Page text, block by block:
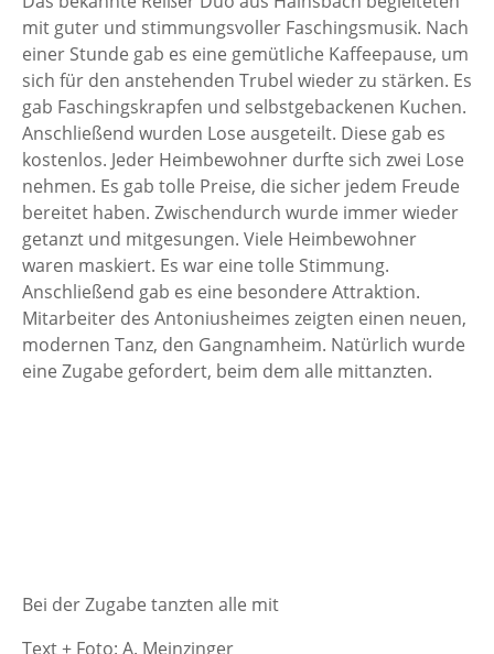
mit guter und stimmungsvoller Faschingsmusik. Nach
einer Stunde gab es eine gemütliche Kaffeepause, um
sich für den anstehenden Trubel wieder zu stärken. Es
gab Faschingskrapfen und selbstgebackenen Kuchen.
Anschließend wurden Lose ausgeteilt. Diese gab es
kostenlos. Jeder Heimbewohner durfte sich zwei Lose
nehmen. Es gab tolle Preise, die sicher jedem Freude
bereitet haben. Zwischendurch wurde immer wieder
getanzt und mitgesungen. Viele Heimbewohner
waren maskiert. Es war eine tolle Stimmung.
Anschließend gab es eine besondere Attraktion.
Mitarbeiter des Antoniusheimes zeigten einen neuen,
modernen Tanz, den Gangnamheim. Natürlich wurde
eine Zugabe gefordert, beim dem alle mittanzten.
Bei der Zugabe tanzten alle mit
Text + Foto: A. Meinzinger